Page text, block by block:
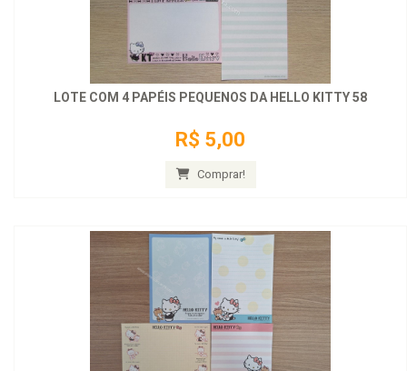
LOTE COM 4 PAPÉIS PEQUENOS DA HELLO KITTY 58
R$ 5,00
Comprar!